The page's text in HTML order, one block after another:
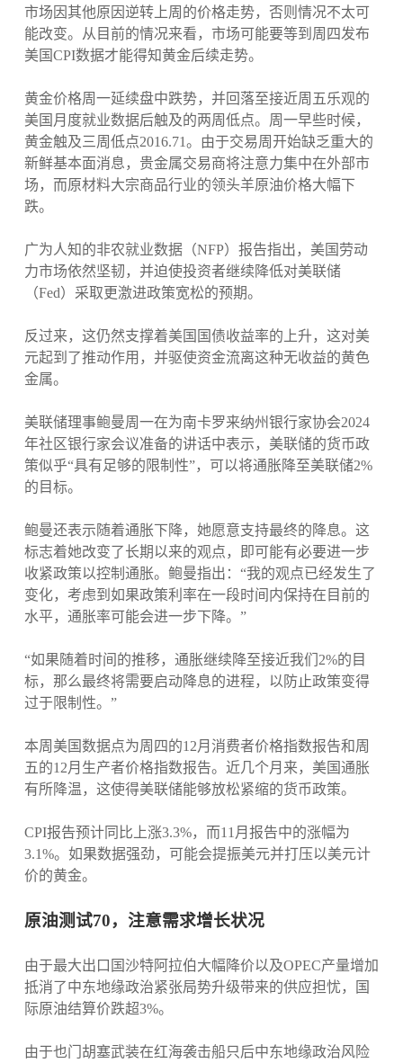
市场因其他原因逆转上周的价格走势，否则情况不太可
能改变。从目前的情况来看，市场可能要等到周四发布
美国CPI数据才能得知黄金后续走势。
黄金价格周一延续盘中跌势，并回落至接近周五乐观的
美国月度就业数据后触及的两周低点。周一早些时候，
黄金触及三周低点2016.71。由于交易周开始缺乏重大的
新鲜基本面消息，贵金属交易商将注意力集中在外部市
场，而原材料大宗商品行业的领头羊原油价格大幅下
跌。
广为人知的非农就业数据（NFP）报告指出，美国劳动
力市场依然坚韧，并迫使投资者继续降低对美联储
（Fed）采取更激进政策宽松的预期。
反过来，这仍然支撑着美国国债收益率的上升，这对美
元起到了推动作用，并驱使资金流离这种无收益的黄色
金属。
美联储理事鲍曼周一在为南卡罗来纳州银行家协会2024
年社区银行家会议准备的讲话中表示，美联储的货币政
策似乎“具有足够的限制性”，可以将通胀降至美联储2%
的目标。
鲍曼还表示随着通胀下降，她愿意支持最终的降息。这
标志着她改变了长期以来的观点，即可能有必要进一步
收紧政策以控制通胀。鲍曼指出：“我的观点已经发生了
变化，考虑到如果政策利率在一段时间内保持在目前的
水平，通胀率可能会进一步下降。”
“如果随着时间的推移，通胀继续降至接近我们2%的目
标，那么最终将需要启动降息的进程，以防止政策变得
过于限制性。”
本周美国数据点为周四的12月消费者价格指数报告和周
五的12月生产者价格指数报告。近几个月来，美国通胀
有所降温，这使得美联储能够放松紧缩的货币政策。
CPI报告预计同比上涨3.3%，而11月报告中的涨幅为
3.1%。如果数据强劲，可能会提振美元并打压以美元计
价的黄金。
原油测试70，注意需求增长状况
由于最大出口国沙特阿拉伯大幅降价以及OPEC产量增加
抵消了中东地缘政治紧张局势升级带来的供应担忧，国
际原油结算价跌超3%。
由于也门胡塞武装在红海袭击船只后中东地缘政治风险